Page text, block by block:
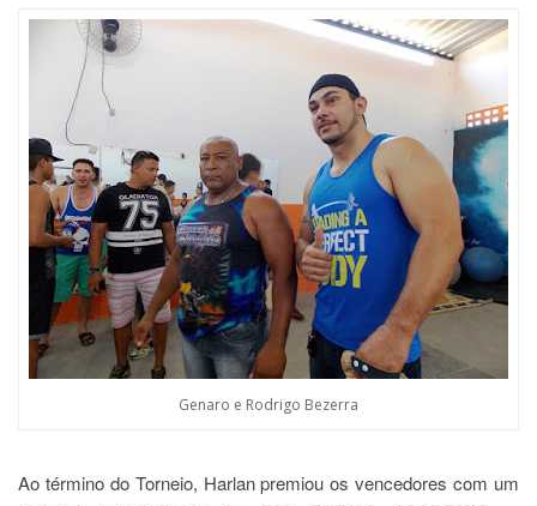
Genaro e Rodrigo Bezerra
Ao término do Torneio, Harlan premiou os vencedores com um